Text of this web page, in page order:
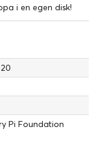
i en egen disk!
Pi Foundation